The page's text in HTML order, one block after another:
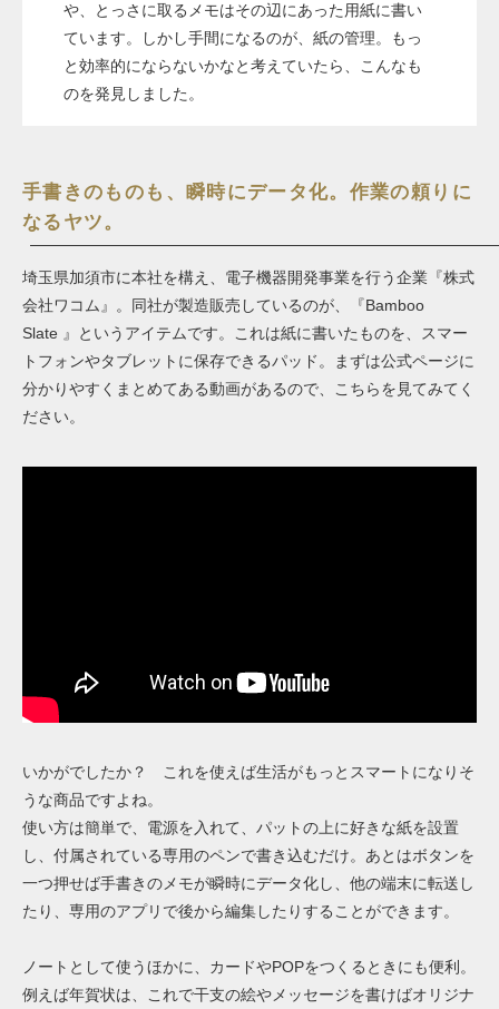
や、とっさに取るメモはその辺にあった用紙に書い
ています。しかし手間になるのが、紙の管理。もっ
と効率的にならないかなと考えていたら、こんなも
のを発見しました。
手書きのものも、瞬時にデータ化。作業の頼りに
なるヤツ。
埼玉県加須市に本社を構え、電子機器開発事業を行う企業『株式
会社ワコム』。同社が製造販売しているのが、『Bamboo
Slate 』というアイテムです。これは紙に書いたものを、スマー
トフォンやタブレットに保存できるパッド。まずは公式ページに
分かりやすくまとめてある動画があるので、こちらを見てみてく
ださい。
いかがでしたか？ これを使えば生活がもっとスマートになりそ
うな商品ですよね。
使い方は簡単で、電源を入れて、パットの上に好きな紙を設置
し、付属されている専用のペンで書き込むだけ。あとはボタンを
一つ押せば手書きのメモが瞬時にデータ化し、他の端末に転送し
たり、専用のアプリで後から編集したりすることができます。
ノートとして使うほかに、カードやPOPをつくるときにも便利。
例えば年賀状は、これで干支の絵やメッセージを書けばオリジナ